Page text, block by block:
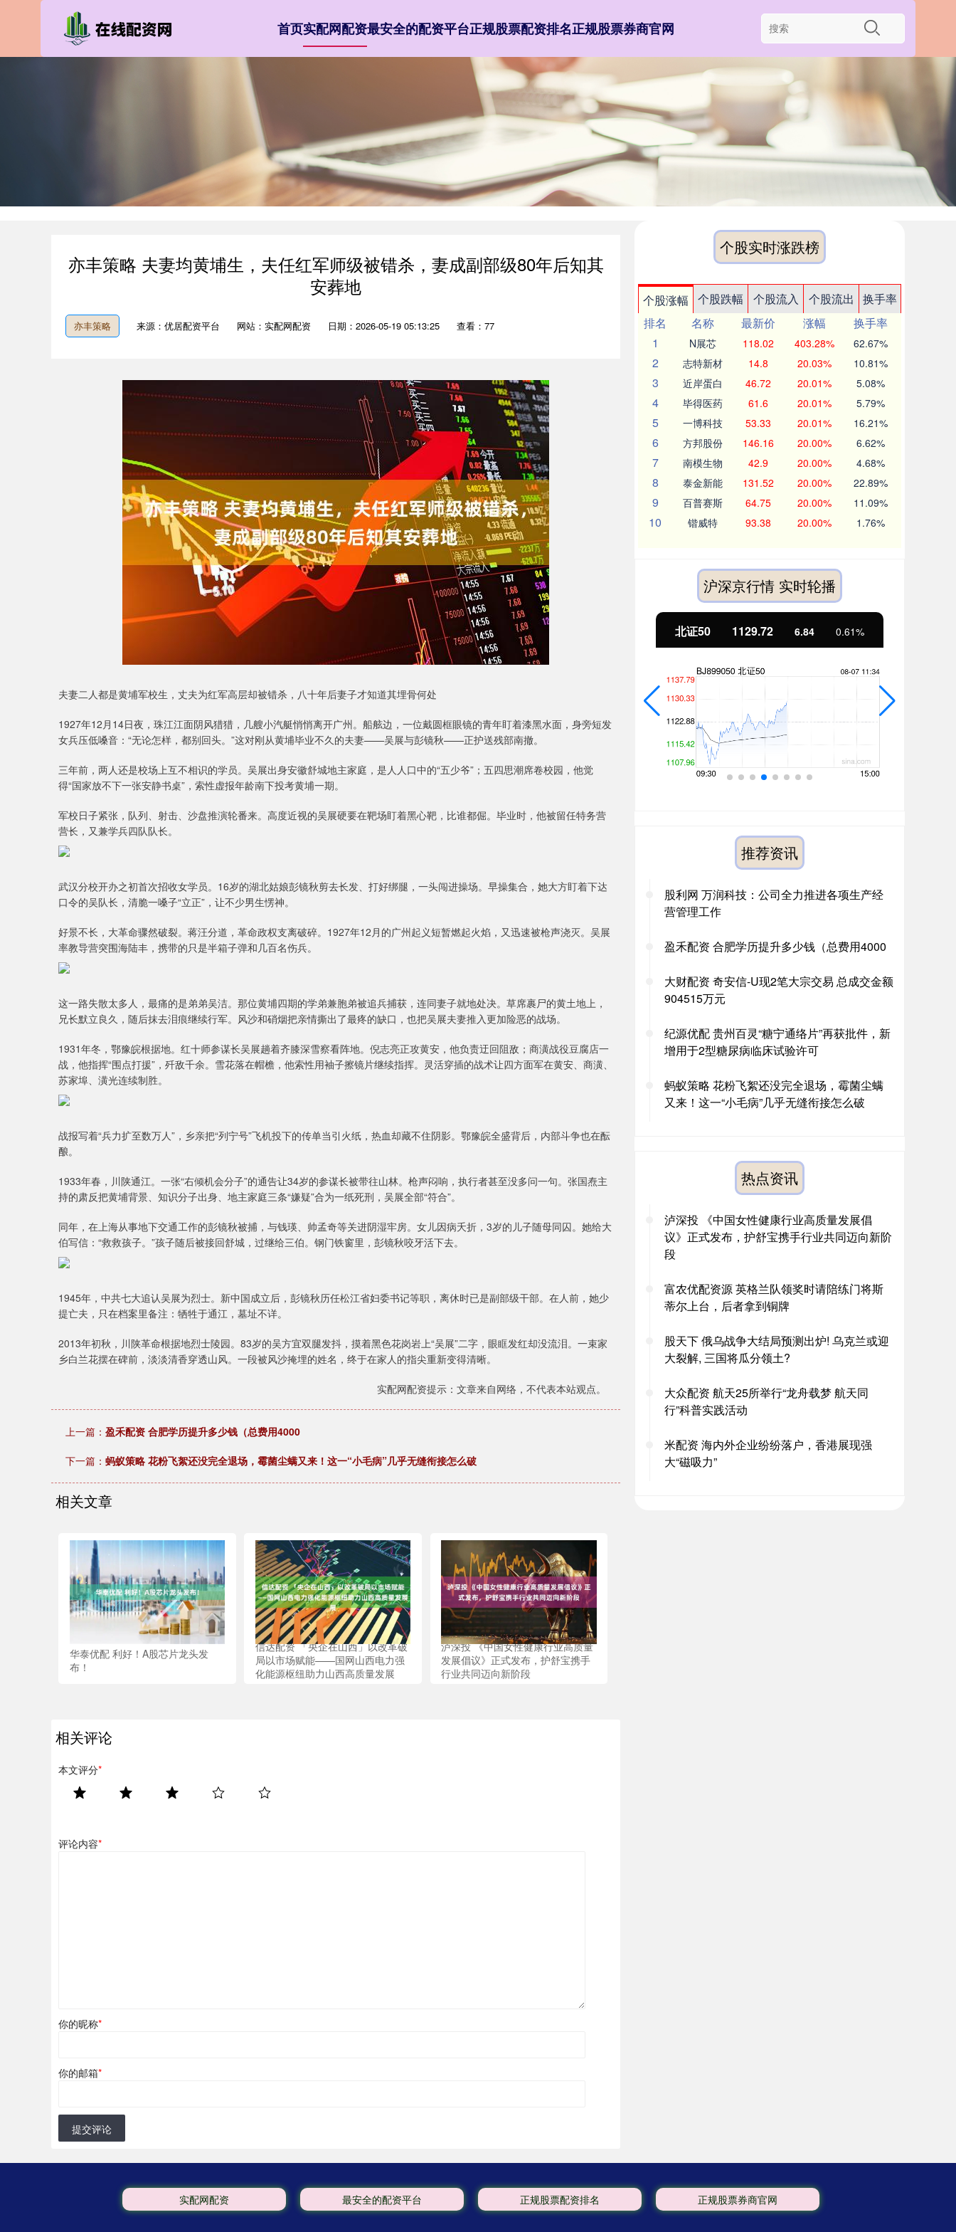
首页实配网配资最安全的配资平台正规股票配资排名正规股票券商官网
亦丰策略 夫妻均黄埔生，夫任红军师级被错杀，妻成副部级80年后知其
安葬地
亦丰策略 来源：优居配资平台 网站：实配网配资 日期：2026-05-19 05:13:25 查看：77
夫妻二人都是黄埔军校生，丈夫为红军高层却被错杀，八十年后妻子才知道其埋骨何处
1927年12月14日夜，珠江江面阴风猎猎，几艘小汽艇悄悄离开广州。船舷边，一位戴圆框眼镜的青年盯着漆黑水面，身旁短发
女兵压低嗓音：“无论怎样，都别回头。”这对刚从黄埔毕业不久的夫妻——吴展与彭镜秋——正护送残部南撤。
三年前，两人还是校场上互不相识的学员。吴展出身安徽舒城地主家庭，是人人口中的“五少爷”；五四思潮席卷校园，他觉
得“国家放不下一张安静书桌”，索性虚报年龄南下投考黄埔一期。
军校日子紧张，队列、射击、沙盘推演轮番来。高度近视的吴展硬要在靶场盯着黑心靶，比谁都倔。毕业时，他被留任特务营
营长，又兼学兵四队队长。
武汉分校开办之初首次招收女学员。16岁的湖北姑娘彭镜秋剪去长发、打好绑腿，一头闯进操场。早操集合，她大方盯着下达
口令的吴队长，清脆一嗓子“立正”，让不少男生愣神。
好景不长，大革命骤然破裂。蒋汪分道，革命政权支离破碎。1927年12月的广州起义短暂燃起火焰，又迅速被枪声浇灭。吴展
率教导营突围海陆丰，携带的只是半箱子弹和几百名伤兵。
这一路失散太多人，最痛的是弟弟吴洁。那位黄埔四期的学弟兼胞弟被追兵捕获，连同妻子就地处决。草席裹尸的黄土地上，
兄长默立良久，随后抹去泪痕继续行军。风沙和硝烟把亲情撕出了最疼的缺口，也把吴展夫妻推入更加险恶的战场。
1931年冬，鄂豫皖根据地。红十师参谋长吴展趟着齐膝深雪察看阵地。倪志亮正攻黄安，他负责迂回阻敌；商潢战役豆腐店一
战，他指挥“围点打援”，歼敌千余。雪花落在帽檐，他索性用袖子擦镜片继续指挥。灵活穿插的战术让四方面军在黄安、商潢、
苏家埠、潢光连续制胜。
战报写着“兵力扩至数万人”，乡亲把“列宁号”飞机投下的传单当引火纸，热血却藏不住阴影。鄂豫皖全盛背后，内部斗争也在酝
酿。
1933年春，川陕通江。一张“右倾机会分子”的通告让34岁的参谋长被带往山林。枪声闷响，执行者甚至没多问一句。张国焘主
持的肃反把黄埔背景、知识分子出身、地主家庭三条“嫌疑”合为一纸死刑，吴展全部“符合”。
同年，在上海从事地下交通工作的彭镜秋被捕，与钱瑛、帅孟奇等关进阴湿牢房。女儿因病夭折，3岁的儿子随母同囚。她给大
伯写信：“救救孩子。”孩子随后被接回舒城，过继给三伯。钢门铁窗里，彭镜秋咬牙活下去。
1945年，中共七大追认吴展为烈士。新中国成立后，彭镜秋历任松江省妇委书记等职，离休时已是副部级干部。在人前，她少
提亡夫，只在档案里备注：牺牲于通江，墓址不详。
2013年初秋，川陕革命根据地烈士陵园。83岁的吴方宜双腿发抖，摸着黑色花岗岩上“吴展”二字，眼眶发红却没流泪。一束家
乡白兰花摆在碑前，淡淡清香穿透山风。一段被风沙掩埋的姓名，终于在家人的指尖重新变得清晰。
实配网配资提示：文章来自网络，不代表本站观点。
上一篇： 盈禾配资 合肥学历提升多少钱（总费用4000
下一篇： 蚂蚁策略 花粉飞絮还没完全退场，霉菌尘螨又来！这一“小毛病”几乎无缝衔接怎么破
相关文章
华泰优配 利好！A股芯片龙头发
布！
信达配资 「央企在山西」以改革破
局以市场赋能——国网山西电力强
化能源枢纽助力山西高质量发展
泸深投 《中国女性健康行业高质量
发展倡议》正式发布，护舒宝携手
行业共同迈向新阶段
相关评论
本文评分*
评论内容*
你的昵称*
你的邮箱*
提交评论
个股实时涨跌榜
个股涨幅 个股跌幅 个股流入 个股流出
换手率
排名
名称 最新价 涨幅
换手率
1
N展芯 118.02 403.28% 62.67%
2 志特新材 14.8 20.03% 10.81%
3 近岸蛋白 46.72 20.01% 5.08%
4 毕得医药 61.6 20.01% 5.79%
5 一博科技 53.33 20.01% 16.21%
6 方邦股份 146.16 20.00% 6.62%
7 南模生物 42.9 20.00% 4.68%
8 泰金新能 131.52 20.00% 22.89%
9 百普赛斯 64.75 20.00% 11.09%
10 锴威特 93.38 20.00% 1.76%
沪深京行情 实时轮播
14295.08 沪深300 4689.96 38.65 北证50 1129.72 6.84 0.61%
推荐资讯
股利网 万润科技：公司全力推进各项生产经
营管理工作
盈禾配资 合肥学历提升多少钱（总费用4000
大财配资 奇安信-U现2笔大宗交易 总成交金额
904515万元
纪源优配 贵州百灵“糖宁通络片”再获批件，新
增用于2型糖尿病临床试验许可
蚂蚁策略 花粉飞絮还没完全退场，霉菌尘螨
又来！这一“小毛病”几乎无缝衔接怎么破
热点资讯
泸深投 《中国女性健康行业高质量发展倡
议》正式发布，护舒宝携手行业共同迈向新阶
段
富农优配资源 英格兰队领奖时请陪练门将斯
蒂尔上台，后者拿到铜牌
股天下 俄乌战争大结局预测出炉! 乌克兰或迎
大裂解, 三国将瓜分领土?
大众配资 航天25所举行“龙舟载梦 航天同
行”科普实践活动
米配资 海内外企业纷纷落户，香港展现强
大“磁吸力”
实配网配资 最安全的配资平台 正规股票配资排名 正规股票券商官网